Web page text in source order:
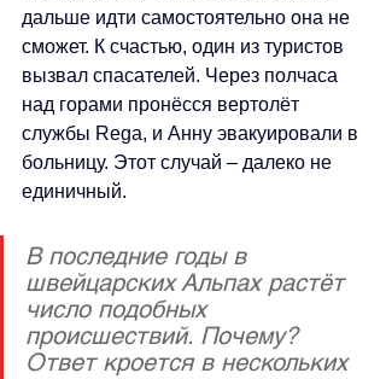
дальше идти самостоятельно она не
сможет. К счастью, один из туристов
вызвал спасателей. Через полчаса
над горами пронёсся вертолёт
службы Rega, и Анну эвакуировали в
больницу. Этот случай – далеко не
единичный.
В последние годы в
швейцарских Альпах растёт
число подобных
происшествий. Почему?
Ответ кроется в нескольких